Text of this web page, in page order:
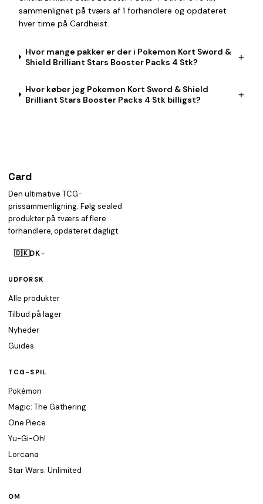
sammenlignet på tværs af 1 forhandlere og opdateret
hver time på Cardheist.
Hvor mange pakker er der i Pokemon Kort Sword &
Shield Brilliant Stars Booster Packs 4 Stk?
+
Hvor køber jeg Pokemon Kort Sword & Shield
Brilliant Stars Booster Packs 4 Stk billigst?
+
Card
Den ultimative TCG-
prissammenligning. Følg sealed
produkter på tværs af flere
forhandlere, opdateret dagligt.
🇩🇰DK
UDFORSK
Alle produkter
Tilbud på lager
Nyheder
Guides
TCG-SPIL
Pokémon
Magic: The Gathering
One Piece
Yu-Gi-Oh!
Lorcana
Star Wars: Unlimited
OM